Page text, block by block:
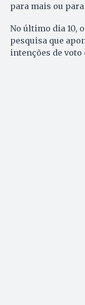
para mais ou
No último dia 10,
pesquisa que
intenções de voto